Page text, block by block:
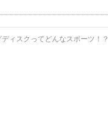
ィスクってどんなスポーツ！？